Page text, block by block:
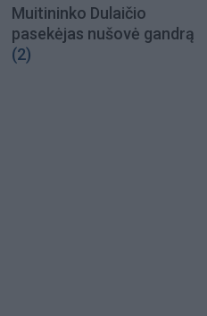
Muitininko Dulaičio
pasekėjas nušovė gandrą
(2)